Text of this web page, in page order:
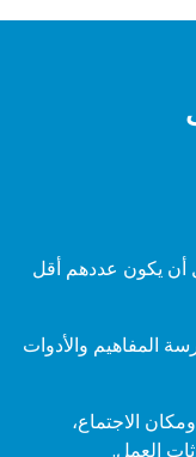
أن يكون عددهم أقل
وممارسة المفاهيم والأدوات
الاجتماع،
العمل.